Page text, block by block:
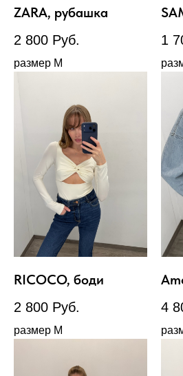
ZARA, рубашка
2 800 Руб.
размер М
1
RICOCO, боди
2 800 Руб.
размер М
4